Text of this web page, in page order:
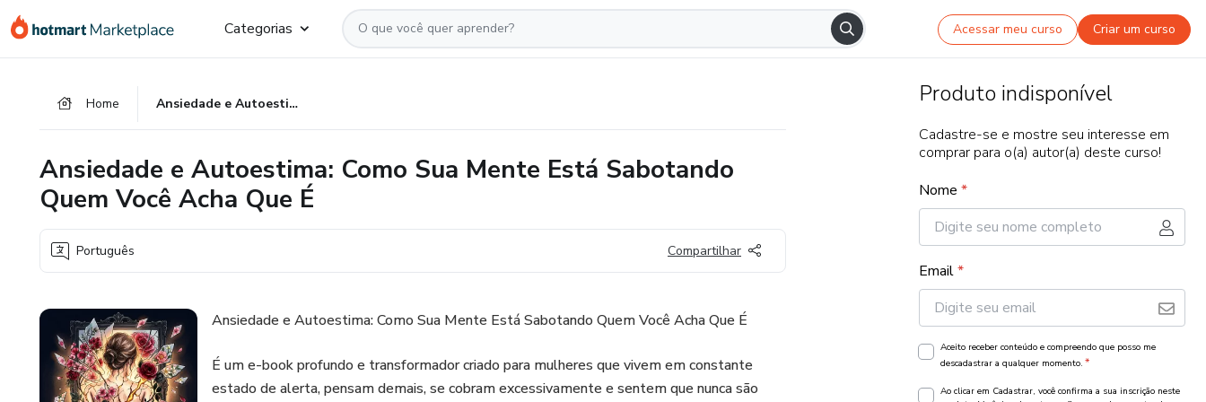
para
para
para
Categorias Acessar meu curso Criar um curso
Home Ansiedade e Autoestima: Como Sua Mente Está Sabotando Quem Você Acha Que É
Ansiedade e Autoestima: Como Sua Mente Está Sabotando
Quem Você Acha Que É
Português Compartilhar
Ansiedade e Autoestima: Como Sua Mente Está Sabotando Quem Você Acha Que É
É um e-book profundo e transformador criado para mulheres que vivem em constante
estado de alerta, pensam demais, se cobram excessivamente e sentem que nunca são
Produto indisponível
Cadastre-se e mostre seu interesse em
comprar para o(a) autor(a) deste curso!
Nome *
Email*
Aceito receber conteúdo e compreendo que posso me
descadastrar a qualquer momento. *
Ao clicar em Cadastrar, você confirma a sua inscrição neste